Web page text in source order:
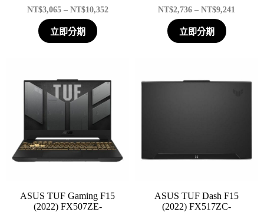
NT$3,065 – NT$10,352
立即分期
NT$2,736 – NT$9,241
立即分期
ASUS TUF Gaming F15
(2022) FX507ZE-
ASUS TUF Dash F15
(2022) FX517ZC-